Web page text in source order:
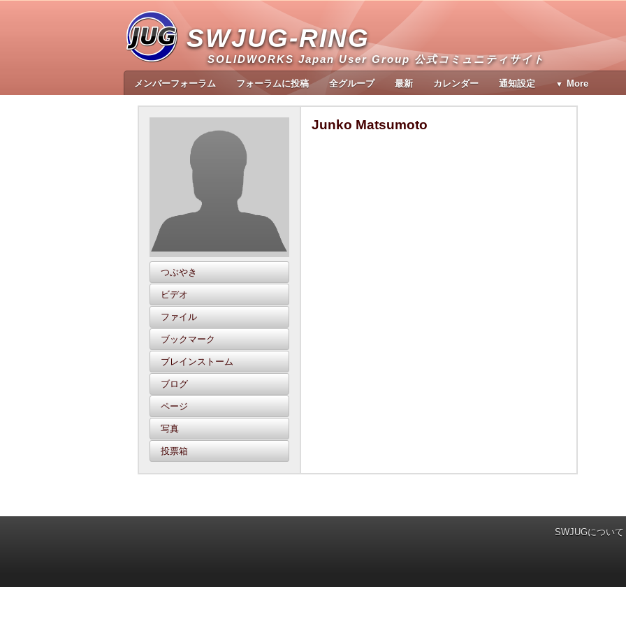
SWJUG-RING
SOLIDWORKS Japan User Group 公式コミュニティサイト
メンバーフォーラム フォーラムに投稿 全グループ 最新 カレンダー 通知設定 More
つぶやき
ビデオ
ファイル
ブックマーク
ブレインストーム
ブログ
ページ
写真
投票箱
Junko Matsumoto
SWJUGについて